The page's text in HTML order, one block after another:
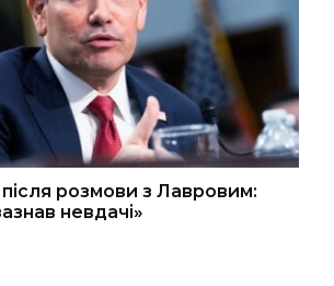
розмови з Лавровим:
невдачі»